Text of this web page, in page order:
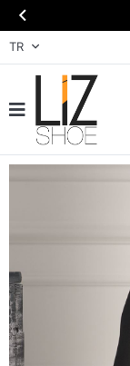

TR